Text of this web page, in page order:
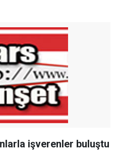
işverenler buluştu